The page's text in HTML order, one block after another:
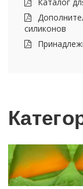
силиконов